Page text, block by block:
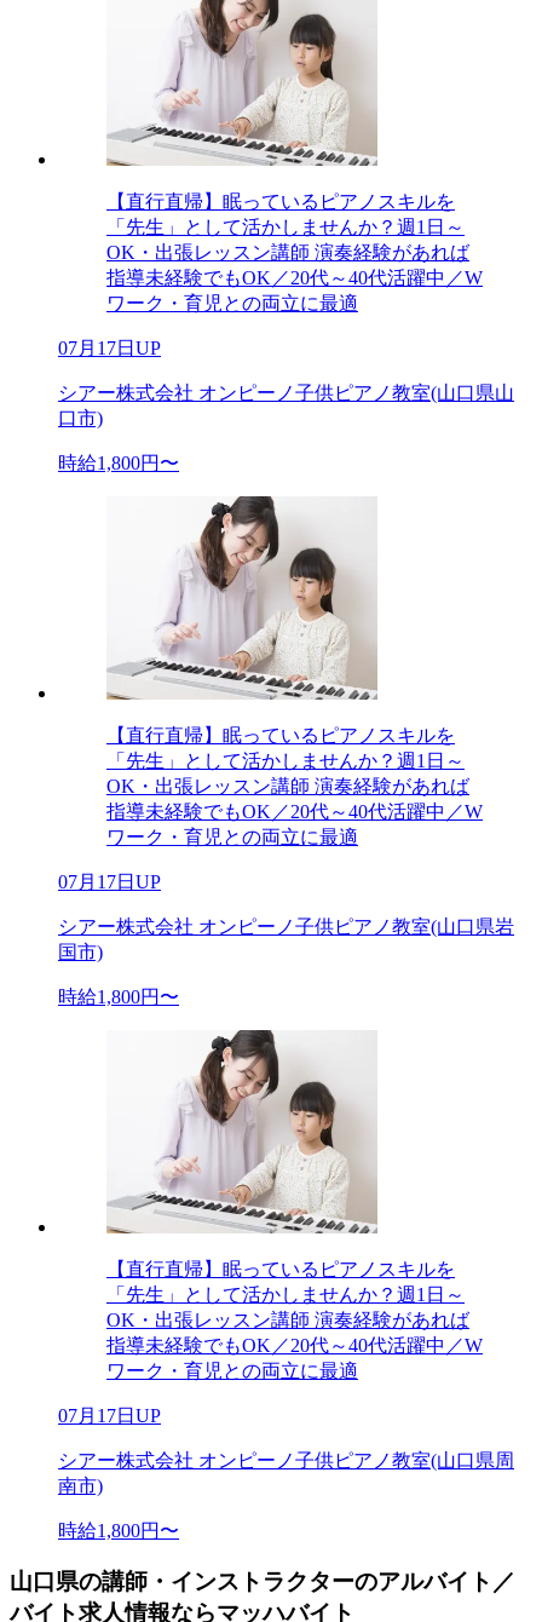
【直行直帰】眠っているピアノスキルを
「先生」として活かしませんか？週1日～
OK・出張レッスン講師 演奏経験があれば
指導未経験でもOK／20代～40代活躍中／W
ワーク・育児との両立に最適
07月17日UP
シアー株式会社 オンピーノ子供ピアノ教室(山口県山
口市)
時給1,800円〜
【直行直帰】眠っているピアノスキルを
「先生」として活かしませんか？週1日～
OK・出張レッスン講師 演奏経験があれば
指導未経験でもOK／20代～40代活躍中／W
ワーク・育児との両立に最適
07月17日UP
シアー株式会社 オンピーノ子供ピアノ教室(山口県岩
国市)
時給1,800円〜
【直行直帰】眠っているピアノスキルを
「先生」として活かしませんか？週1日～
OK・出張レッスン講師 演奏経験があれば
指導未経験でもOK／20代～40代活躍中／W
ワーク・育児との両立に最適
07月17日UP
シアー株式会社 オンピーノ子供ピアノ教室(山口県周
南市)
時給1,800円〜
山口県の講師・インストラクターのアルバイト／
バイト求人情報ならマッハバイト